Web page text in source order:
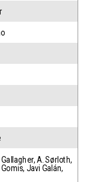
Gallagher, A. Sørloth,
, Javi Galán,